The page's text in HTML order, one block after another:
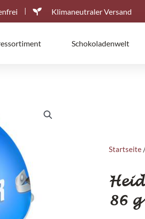
Klimaneutraler Versand
Schokoladenwelt
Startseite
86 g